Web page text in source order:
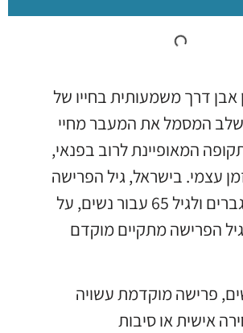
אבן דרך משמעותית בחייו של
המסמל את המעבר מחיי
המאופיינת לרוב בפנאי,
עצמי. בישראל, גיל הפרישה
נקבע ל-67 עבור גברים ולגיל 65 עבור נשים, על
הפרישה מתקיים מוקדם
פרישה מוקדמת עשויה
אישית או סיבות